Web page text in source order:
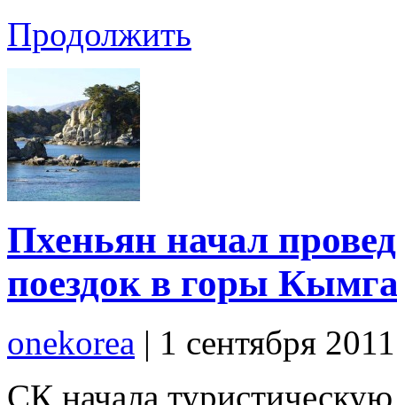
Продолжить
Пхеньян начал
поездок в горы
onekorea | 1 сентября
СК начала